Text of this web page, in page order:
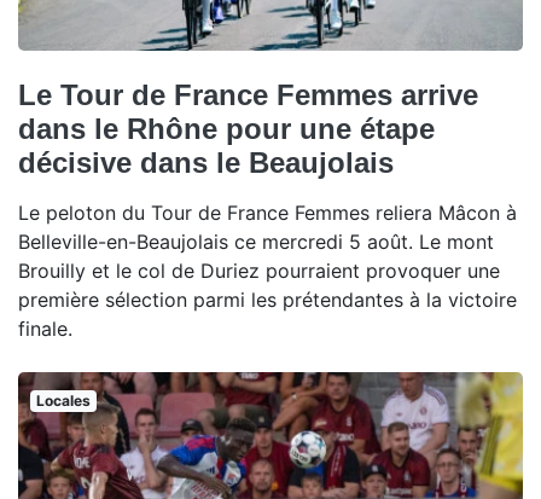
Le Tour de France Femmes arrive
dans le Rhône pour une étape
décisive dans le Beaujolais
Le peloton du Tour de France Femmes reliera Mâcon à
Belleville-en-Beaujolais ce mercredi 5 août. Le mont
Brouilly et le col de Duriez pourraient provoquer une
première sélection parmi les prétendantes à la victoire
finale.
Locales